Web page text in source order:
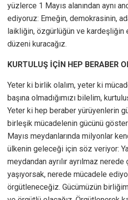
yüzlerce 1 Mayıs alanından aynı
ediyoruz: Emeğin, demokrasinin,
laikliğin, özgürlüğün ve kardeşliğin
düzeni kuracağız.
KURTULUŞ İÇİN HEP BERABER
Yeter ki birlik olalım, yeter ki
başına olmadığımızı bilelim,
Yeter ki hep beraber yürüyenlerin
birleşik mücadelenin gücünü
Mayıs meydanlarında milyonlar
ülkenin geleceği için söz veriyor:
meydandan ayrılır ayrılmaz nerede
yaşıyorsak, nerede mücadele
örgütleneceğiz. Gücümüzün